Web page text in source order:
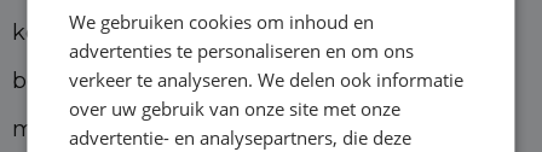
komen, is operational lease. Hierbij lease je de
bedrijfswagen voor een vast bedrag per
maand, inclusief kosten als onderhoud en
We gebruiken cookies om inhoud en
advertenties te personaliseren en om ons
verkeer te analyseren. We delen ook informatie
over uw gebruik van onze site met onze
advertentie- en analysepartners, die deze